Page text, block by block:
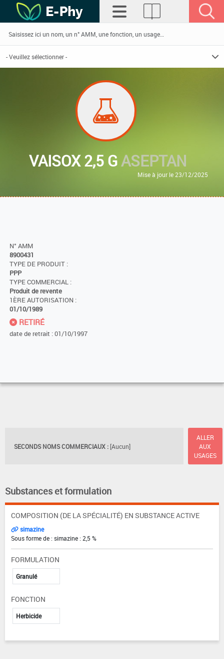
VAISOX 2,5 GASEPTAN
Mise à jour le 23/12/2025
N° AMM
8900431
TYPE DE PRODUIT :
PPP
TYPE COMMERCIAL :
Produit de revente
1ÈRE AUTORISATION :
01/10/1989
RETIRÉ
date de retrait : 01/10/1997
SECONDS NOMS COMMERCIAUX : [Aucun]
ALLER
AUX
USAGES
Substances et formulation
COMPOSITION (DE LA SPÉCIALITÉ) EN SUBSTANCE ACTIVE
simazine
Sous forme de : simazine : 2,5 %
FORMULATION
Granulé
FONCTION
Herbicide